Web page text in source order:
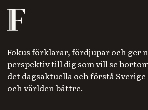
Fokus förklarar, fördjupar och ger
perspektiv till dig som vill se
det dagsaktuella och förstå Sverige
och världen bättre.